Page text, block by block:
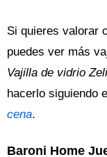
Si quieres valorar
puedes ver más
Vajilla de vidrio
hacerlo siguiendo
cena.
Baroni Home